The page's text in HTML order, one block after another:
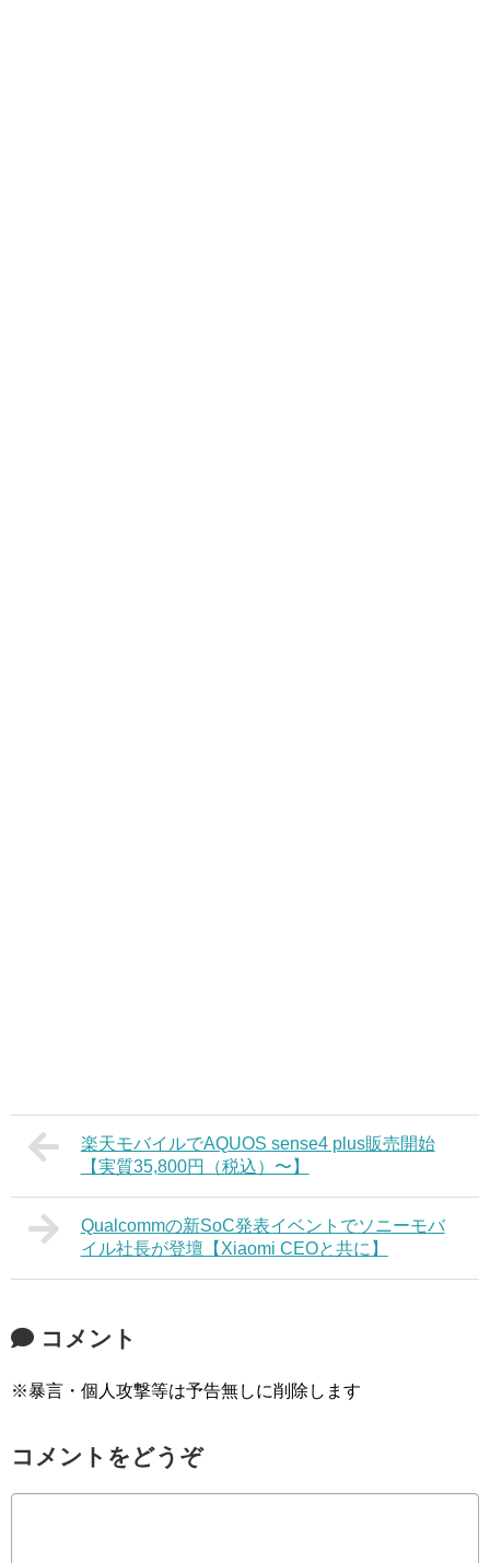
楽天モバイルでAQUOS sense4 plus販売開始
【実質35,800円（税込）〜】
Qualcommの新SoC発表イベントでソニーモバ
イル社長が登壇【Xiaomi CEOと共に】
コメント
※暴言・個人攻撃等は予告無しに削除します
コメントをどうぞ